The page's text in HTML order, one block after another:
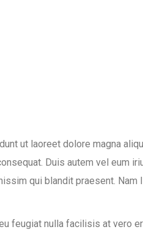
ut laoreet dolore magna
Duis autem vel eum
qui blandit praesent. Nam
feugiat nulla facilisis at vero